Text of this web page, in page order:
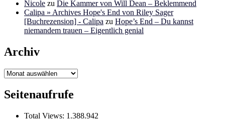
Nicole zu Die Kammer von Will Dean – Beklemmend
Calipa » Archives Hope's End von Riley Sager
[Buchrezension] - Calipa zu Hope’s End – Du kannst
niemandem trauen – Eigentlich genial
Archiv
Archiv
Seitenaufrufe
Total Views: 1.388.942